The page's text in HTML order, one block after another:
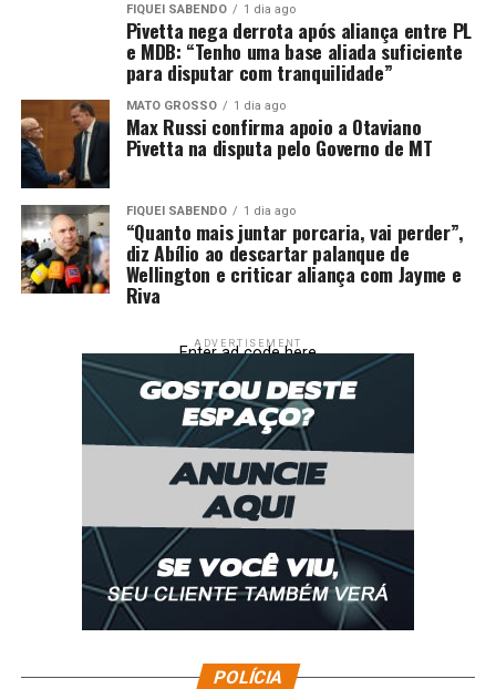
FIQUEI SABENDO 1 dia ago
Pivetta nega derrota após aliança entre PL
e MDB: “Tenho uma base aliada suficiente
para disputar com tranquilidade”
MATO GROSSO 1 dia ago
Max Russi confirma apoio a Otaviano
Pivetta na disputa pelo Governo de MT
FIQUEI SABENDO 1 dia ago
“Quanto mais juntar porcaria, vai perder”,
diz Abílio ao descartar palanque de
Wellington e criticar aliança com Jayme e
Riva
ADVERTISEMENT
Enter ad code here
POLÍCIA